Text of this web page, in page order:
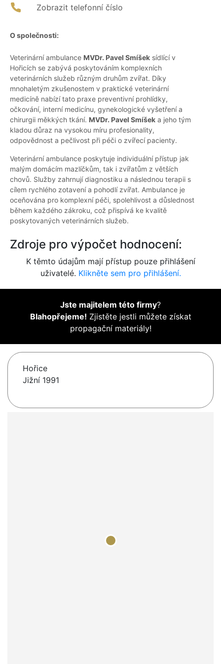
Zobrazit telefonní číslo
O společnosti:
Veterinární ambulance MVDr. Pavel Smíšek sídlící v
Hořicích se zabývá poskytováním komplexních
veterinárních služeb různým druhům zvířat. Díky
mnohaletým zkušenostem v praktické veterinární
medicíně nabízí tato praxe preventivní prohlídky,
očkování, interní medicínu, gynekologické vyšetření a
chirurgii měkkých tkání. MVDr. Pavel Smíšek a jeho tým
kladou důraz na vysokou míru profesionality,
odpovědnost a pečlivost při péči o zvířecí pacienty.
Veterinární ambulance poskytuje individuální přístup jak
malým domácím mazlíčkům, tak i zvířatům z větších
chovů. Služby zahrnují diagnostiku a následnou terapii s
cílem rychlého zotavení a pohodlí zvířat. Ambulance je
oceňována pro komplexní péči, spolehlivost a důslednost
během každého zákroku, což přispívá ke kvalitě
poskytovaných veterinárních služeb.
Zdroje pro výpočet hodnocení:
K těmto údajům mají přístup pouze přihlášení
uživatelé. Klikněte sem pro přihlášení.
Jste majitelem této firmy?
Blahopřejeme! Zjistěte jestli můžete získat
propagační materiály!
Hořice
Jižní 1991